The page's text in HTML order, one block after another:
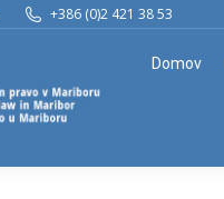
+386 (0)2 421 38 53
Domov